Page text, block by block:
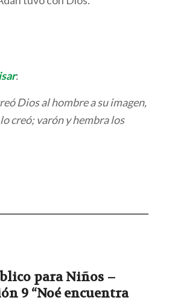
:
Dios al hombre a su imagen,
creó; varón y hembra los
para Niños –
9 “Noé encuentra